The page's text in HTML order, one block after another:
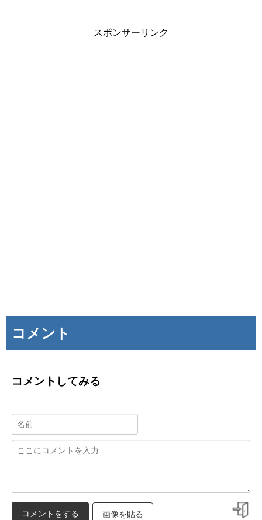
スポンサーリンク
コメント
コメントしてみる
画像を貼る